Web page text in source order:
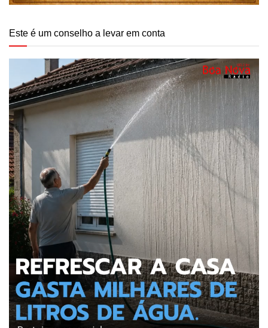
Este é um conselho a levar em conta